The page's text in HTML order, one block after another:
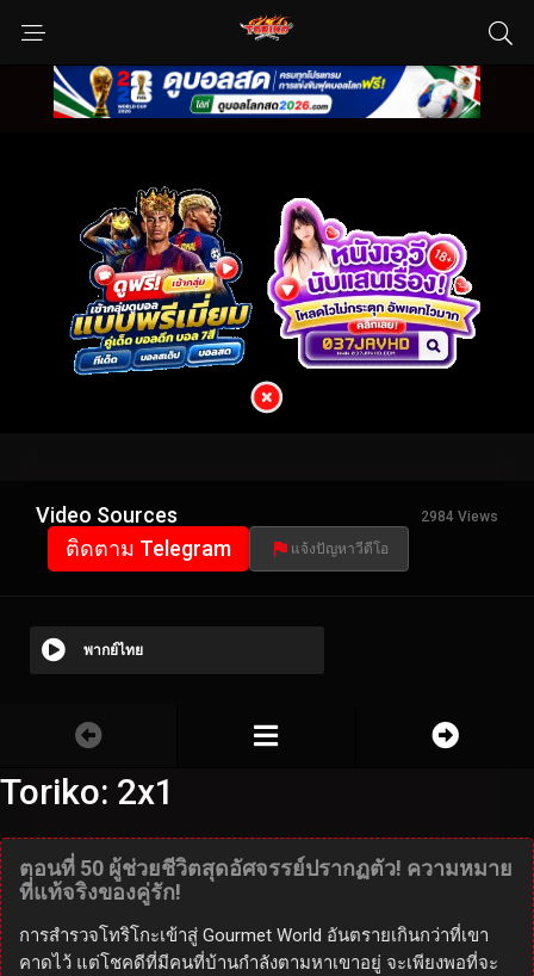
Video Sources 2984 Views
ติดตาม Telegram แจ้งปัญหาวีดีโอ
พากย์ไทย
Toriko: 2x1
ตอนที่ 50 ผู้ช่วยชีวิตสุดอัศจรรย์ปรากฏตัว! ความหมาย
ที่แท้จริงของคู่รัก!
การสำรวจโทริโกะเข้าสู่ Gourmet World อันตรายเกินกว่าที่เขา
คาดไว้ แต่โชคดีที่มีคนที่บ้านกำลังตามหาเขาอยู่ จะเพียงพอที่จะ